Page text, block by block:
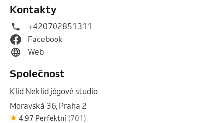
Kontakty
+420702851311
Facebook
Web
Společnost
Klid Neklid jógové studio
Moravská 36, Praha 2
4.97 Perfektní (701)